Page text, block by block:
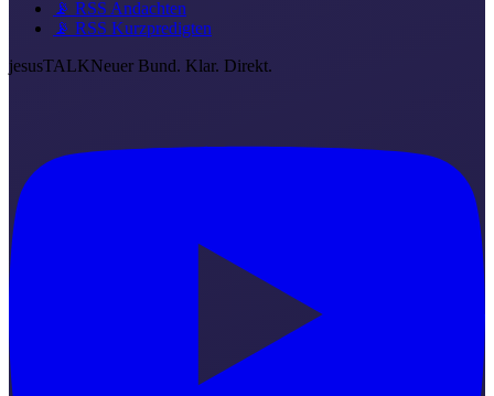
📡 RSS Andachten
📡 RSS Kurzpredigten
jesusTALKNeuer Bund. Klar. Direkt.